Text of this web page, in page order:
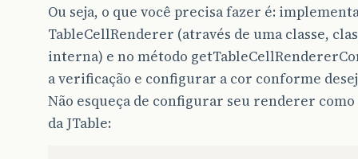
Ou seja, o que você precisa fazer é:
TableCellRenderer (através de uma classe,
interna) e no método
a verificação e configurar a cor conforme
Não esqueça de configurar seu renderer
da JTable: